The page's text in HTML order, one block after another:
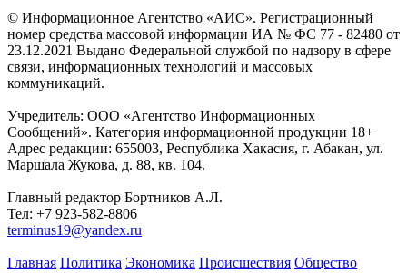
© Информационное Агентство «АИС». Регистрационный
номер средства массовой информации ИА № ФС 77 - 82480 от
23.12.2021 Выдано Федеральной службой по надзору в сфере
связи, информационных технологий и массовых
коммуникаций.
Учредитель: ООО «Агентство Информационных
Сообщений». Категория информационной продукции 18+
Адрес редакции: 655003, Республика Хакасия, г. Абакан, ул.
Маршала Жукова, д. 88, кв. 104.
Главный редактор Бортников А.Л.
Тел: +7 923-582-8806
terminus19@yandex.ru
Главная Политика Экономика Происшествия Общество